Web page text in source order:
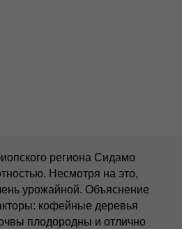
региона Сидамо
Несмотря на это,
урожайной. Объяснение
кофейные деревья
плодородны и отлично